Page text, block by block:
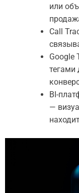
или
Call
Google
тегами
BI-
—